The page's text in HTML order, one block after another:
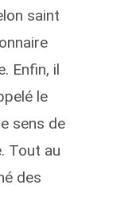
saint
Enfin, il
le
sens de
Tout au
des